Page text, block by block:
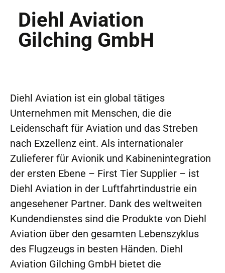
Diehl Aviation
Gilching GmbH
Diehl Aviation ist ein global tätiges
Unternehmen mit Menschen, die die
Leidenschaft für Aviation und das Streben
nach Exzellenz eint. Als internationaler
Zulieferer für Avionik und Kabinenintegration
der ersten Ebene – First Tier Supplier – ist
Diehl Aviation in der Luftfahrtindustrie ein
angesehener Partner. Dank des weltweiten
Kundendienstes sind die Produkte von Diehl
Aviation über den gesamten Lebenszyklus
des Flugzeugs in besten Händen. Diehl
Aviation Gilching GmbH bietet die